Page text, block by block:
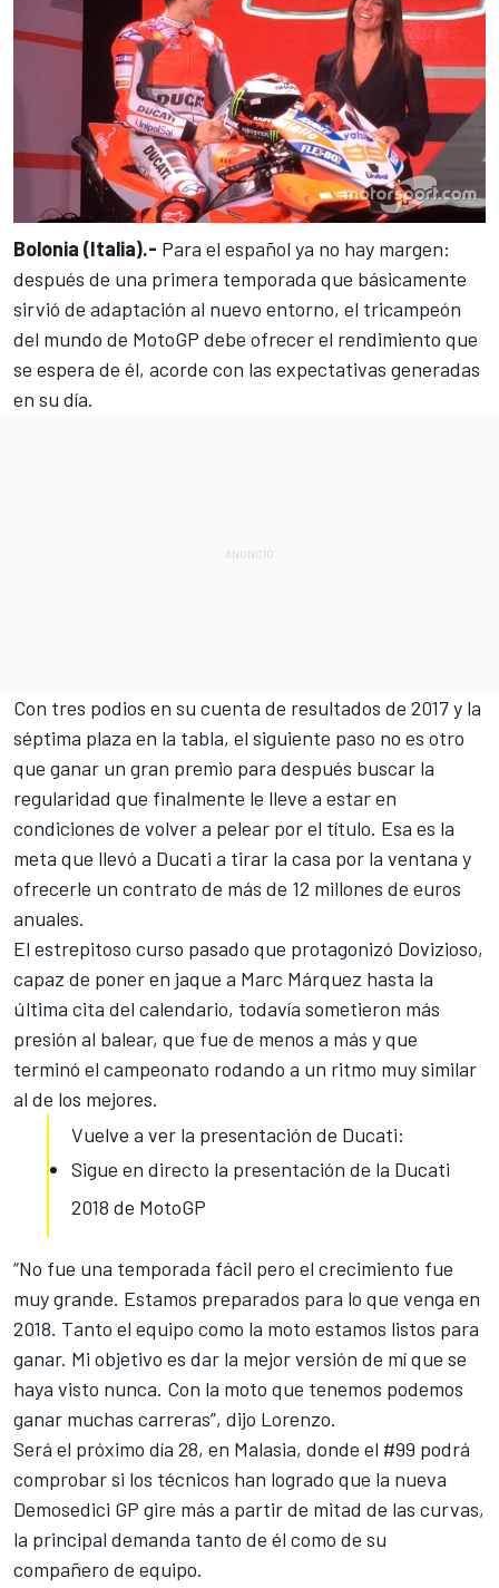
Bolonia (Italia).- Para el español ya no hay margen:
después de una primera temporada que básicamente
sirvió de adaptación al nuevo entorno, el tricampeón
del mundo de MotoGP debe ofrecer el rendimiento que
se espera de él, acorde con las expectativas generadas
en su día.
Con tres podios en su cuenta de resultados de 2017 y la
séptima plaza en la tabla, el siguiente paso no es otro
que ganar un gran premio para después buscar la
regularidad que finalmente le lleve a estar en
condiciones de volver a pelear por el título. Esa es la
meta que llevó a Ducati a tirar la casa por la ventana y
ofrecerle un contrato de más de 12 millones de euros
anuales.
El estrepitoso curso pasado que protagonizó Dovizioso,
capaz de poner en jaque a Marc Márquez hasta la
última cita del calendario, todavía sometieron más
presión al balear, que fue de menos a más y que
terminó el campeonato rodando a un ritmo muy similar
al de los mejores.
Vuelve a ver la presentación de Ducati:
Sigue en directo la presentación de la Ducati
2018 de MotoGP
“No fue una temporada fácil pero el crecimiento fue
muy grande. Estamos preparados para lo que venga en
2018. Tanto el equipo como la moto estamos listos para
ganar. Mi objetivo es dar la mejor versión de mí que se
haya visto nunca. Con la moto que tenemos podemos
ganar muchas carreras”, dijo Lorenzo.
Será el próximo día 28, en Malasia, donde el #99 podrá
comprobar si los técnicos han logrado que la nueva
Demosedici GP gire más a partir de mitad de las curvas,
la principal demanda tanto de él como de su
compañero de equipo.